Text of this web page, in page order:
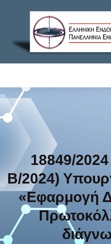
18849/
Β/2024)
«Εφαρμογή